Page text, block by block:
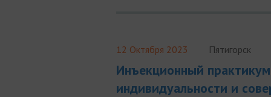
12 Октября 2023 Пятигорск
Инъекционный
индивидуальности и